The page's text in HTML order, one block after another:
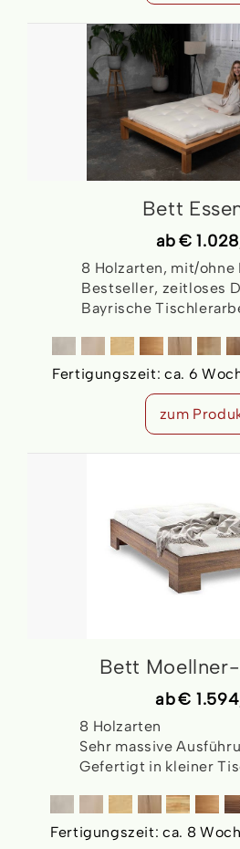
Bett
ab€
8 Holzarten, mit/ohne
Bestseller, zeitloses
Bayrische
Fertigungszeit: ca. 6
zum
Bett
ab€
8 Holzarten
Sehr massive
Gefertigt in kleiner
Fertigungszeit: ca. 8